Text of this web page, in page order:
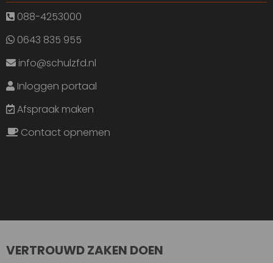
088-4253000
0643 835 955
info@schulzfd.nl
Inloggen portaal
Afspraak maken
Contact opnemen
VERTROUWD ZAKEN DOEN